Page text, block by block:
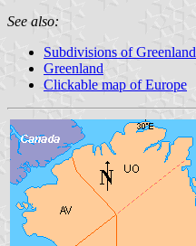
See also:
Subdivisions of Greenland
Greenland
Clickable map of Europe